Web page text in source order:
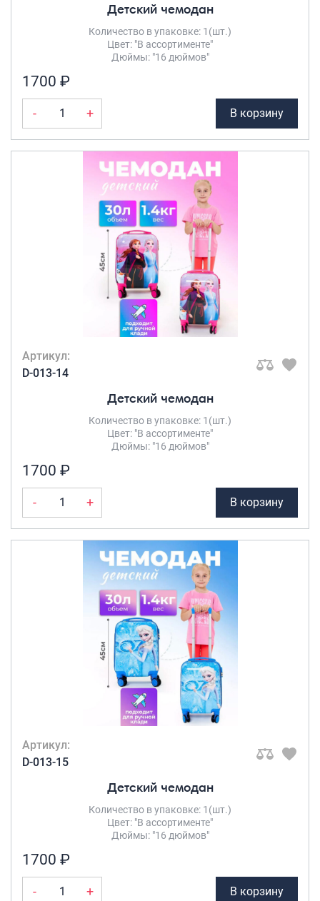
Детский чемодан
Количество в упаковке: 1(шт.)
Цвет: "В ассортименте"
Дюймы: "16 дюймов"
1700 ₽
- + В корзину
Артикул:
D-013-14
Детский чемодан
Количество в упаковке: 1(шт.)
Цвет: "В ассортименте"
Дюймы: "16 дюймов"
1700 ₽
- + В корзину
Артикул:
D-013-15
Детский чемодан
Количество в упаковке: 1(шт.)
Цвет: "В ассортименте"
Дюймы: "16 дюймов"
1700 ₽
- + В корзину